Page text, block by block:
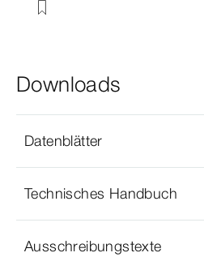
Downloads
Datenblätter
Technisches Handbuch
Ausschreibungstexte